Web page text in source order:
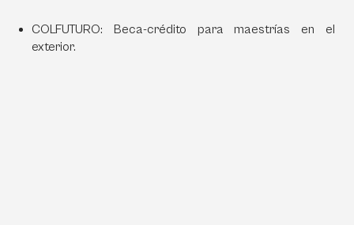
COLFUTURO: Beca-crédito para maestrías en el
exterior.